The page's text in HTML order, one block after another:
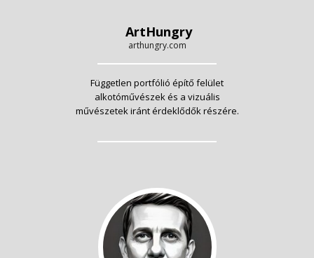
ArtHungry
arthungry.com
Független portfólió építő felület
alkotóművészek és a vizuális
művészetek iránt érdeklődők részére.